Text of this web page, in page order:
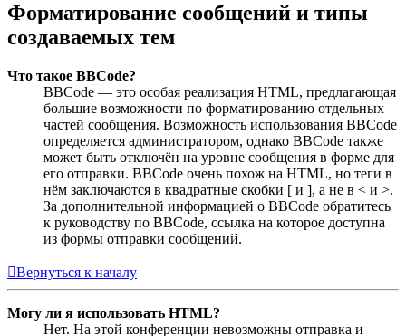
Форматирование сообщений и типы
создаваемых тем
Что такое BBCode?
BBCode — это особая реализация HTML, предлагающая
большие возможности по форматированию отдельных
частей сообщения. Возможность использования BBCode
определяется администратором, однако BBCode также
может быть отключён на уровне сообщения в форме для
его отправки. BBCode очень похож на HTML, но теги в
нём заключаются в квадратные скобки [ и ], а не в < и >.
За дополнительной информацией о BBCode обратитесь
к руководству по BBCode, ссылка на которое доступна
из формы отправки сообщений.
Вернуться к началу
Могу ли я использовать HTML?
Нет. На этой конференции невозможны отправка и